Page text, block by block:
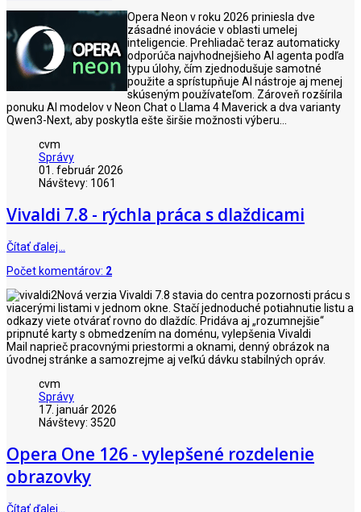
Opera Neon v roku 2026 priniesla dve
zásadné inovácie v oblasti umelej
inteligencie. Prehliadač teraz automaticky
odporúča najvhodnejšieho AI agenta podľa
typu úlohy, čím zjednodušuje samotné
použite a sprístupňuje AI nástroje aj menej
skúseným používateľom. Zároveň rozšírila
ponuku AI modelov v Neon Chat o Llama 4 Maverick a dva varianty
Qwen3-Next, aby poskytla ešte širšie možnosti výberu...
cvm
Správy
01. február 2026
Návštevy: 1061
Vivaldi 7.8 - rýchla práca s dlaždicami
Čítať ďalej…
Počet komentárov: 2
Nová verzia Vivaldi 7.8 stavia do centra pozornosti prácu s
viacerými listami v jednom okne. Stačí jednoduché potiahnutie listu a
odkazy viete otvárať rovno do dlaždíc. Pridáva aj „rozumnejšie“
pripnuté karty s obmedzením na doménu, vylepšenia Vivaldi
Mail naprieč pracovnými priestormi a oknami, denný obrázok na
úvodnej stránke a samozrejme aj veľkú dávku stabilných opráv.
cvm
Správy
17. január 2026
Návštevy: 3520
Opera One 126 - vylepšené rozdelenie
obrazovky
Čítať ďalej…